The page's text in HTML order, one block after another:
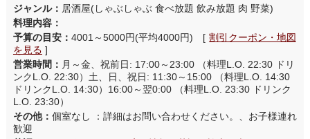
ジャンル： 居酒屋(しゃぶしゃぶ 食べ放題 飲み放題 肉 野菜)
料理内容：
予算の目安： 4001～5000円(平均4000円) [ 割引クーポン・地図
を見る ]
営業時間： 月～金、祝前日: 17:00～23:00 （料理L.O. 22:30 ドリ
ンクL.O. 22:30）土、日、祝日: 11:30～15:00 （料理L.O. 14:30
ドリンクL.O. 14:30）16:00～翌0:00 （料理L.O. 23:30 ドリンク
L.O. 23:30）
その他： 個室なし ：詳細はお問い合わせください。、お子様連れ
歓迎